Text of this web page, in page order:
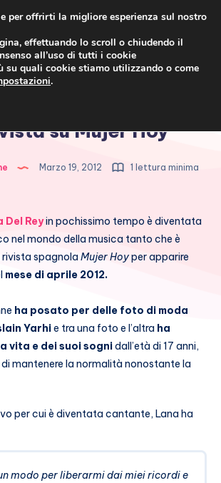
Rey: copertina ed
su Mujer Hoy
Marzo 19, 2012 1 lettura minima
Del Reyin pochissimo tempo è diventata
nel mondo della musica tanto che è
spagnola Mujer Hoyper apparire
mese di aprile 2012.
ha posato per delle foto di moda
Yarhie tra una foto e l’altra ha
vita e dei suoi sognidall’età di 17 anni,
di mantenere la normalità nonostante la
per cui è diventata cantante, Lana ha
modo per liberarmi dai miei ricordi e
per offrirti la migliore esperienza sul nostro
effettuando lo scroll o chiudendo il
all’uso di tutti i cookie
su quali cookie stiamo utilizzando o come
.